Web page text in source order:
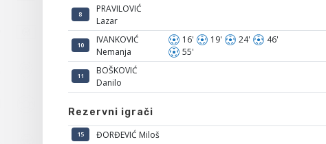
8
PRAVILOVIĆ
Lazar
10
IVANKOVIĆ
Nemanja
16' 19' 24'
46'
55'
11
BOŠKOVIĆ
Danilo
Rezervni igrači
15 ĐORĐEVIĆ Miloš